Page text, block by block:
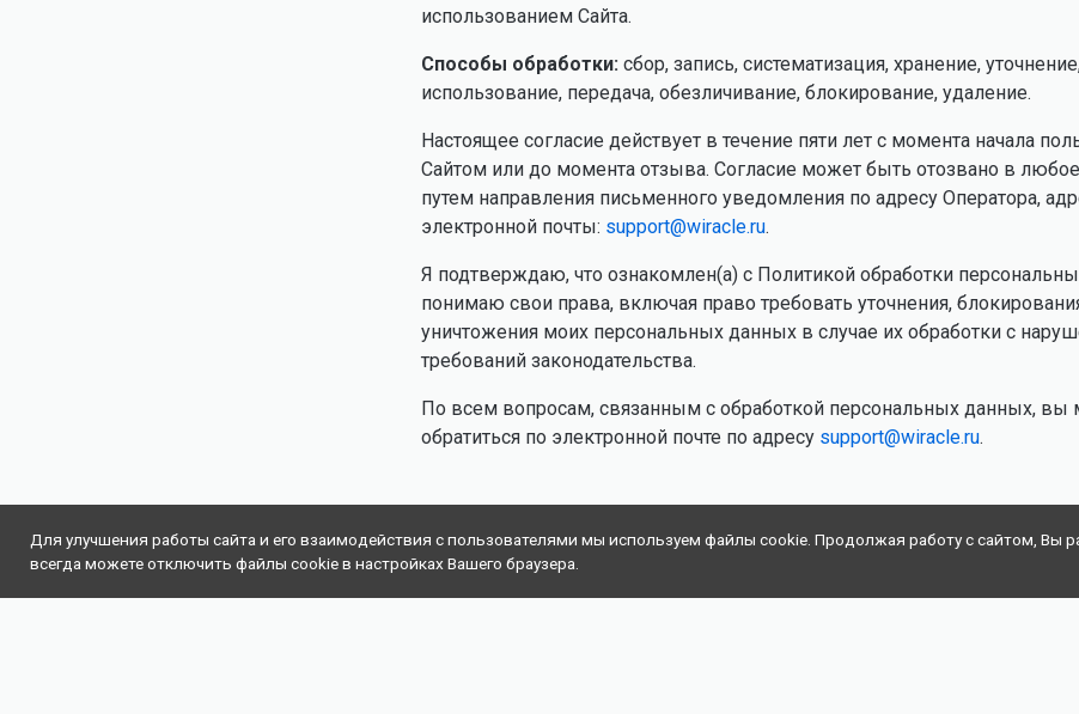
использованием Сайта.
Способы обработки: сбор, запись, систематизация, хранение,
использование, передача, обезличивание, блокирование, удаление.
Настоящее согласие действует в течение пяти лет с момента начала
Сайтом или до момента отзыва. Согласие может быть отозвано в
путем направления письменного уведомления по адресу Оператора,
электронной почты: support@wiracle.ru.
Я подтверждаю, что ознакомлен(а) с Политикой обработки
понимаю свои права, включая право требовать уточнения,
уничтожения моих персональных данных в случае их обработки с
требований законодательства.
По всем вопросам, связанным с обработкой персональных данных, вы
обратиться по электронной почте по адресу support@wiracle.ru.
Для улучшения работы сайта и его взаимодействия с пользователями мы используем файлы cookie. Продолжая работу с сайтом, Вы
всегда можете отключить файлы cookie в настройках Вашего браузера.